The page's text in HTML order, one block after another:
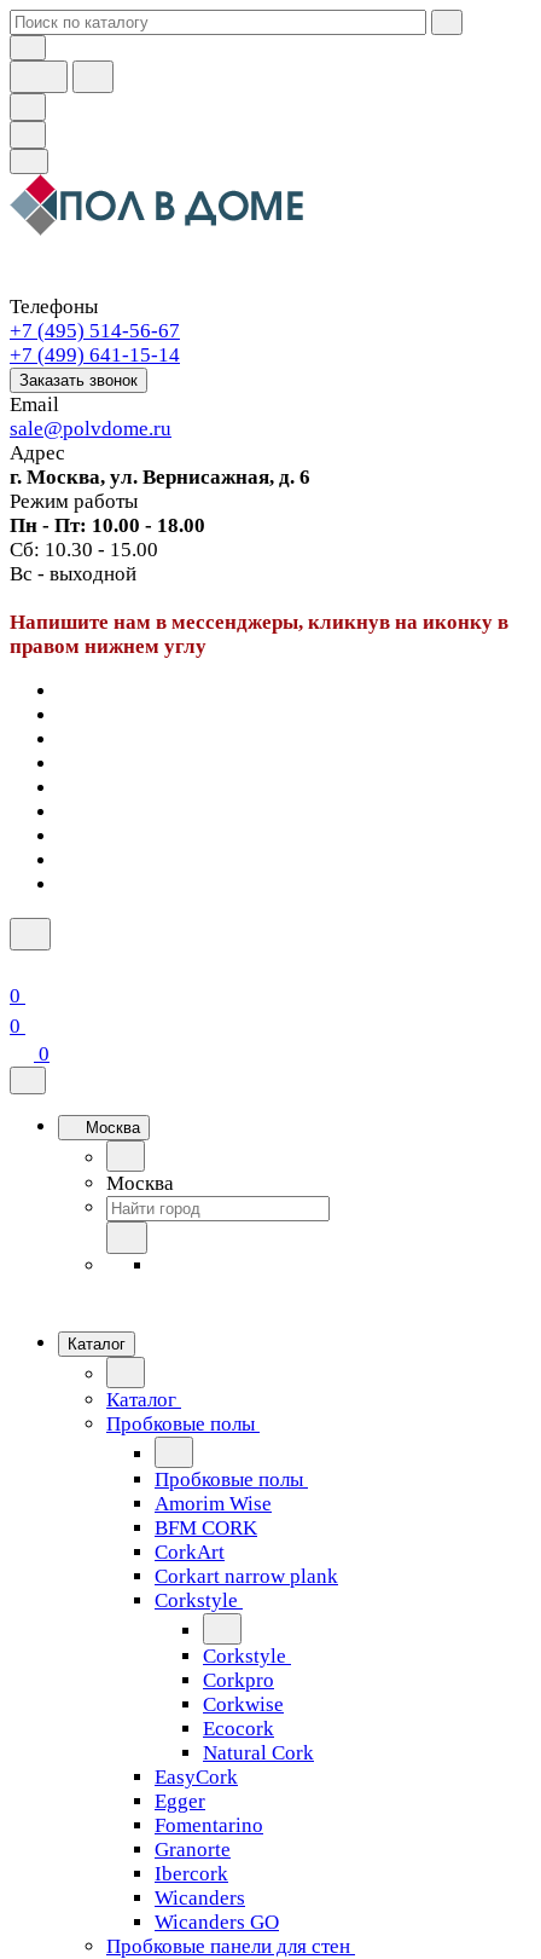
Телефоны
+7 (495) 514-56-67
+7 (499) 641-15-14
Заказать звонок
Email
sale@polvdome.ru
Адрес
г. Москва, ул. Вернисажная, д. 6
Режим работы
Пн - Пт: 10.00 - 18.00
Сб: 10.30 - 15.00
Вс - выходной
Напишите нам в мессенджеры, кликнув на иконку в
правом нижнем углу
0
0
0
Москва
Москва
Каталог
Каталог
Пробковые полы
Пробковые полы
Amorim Wise
BFM CORK
CorkArt
Corkart narrow plank
Corkstyle
Corkstyle
Corkpro
Corkwise
Ecocork
Natural Cork
EasyCork
Egger
Fomentarino
Granorte
Ibercork
Wicanders
Wicanders GO
Пробковые панели для стен